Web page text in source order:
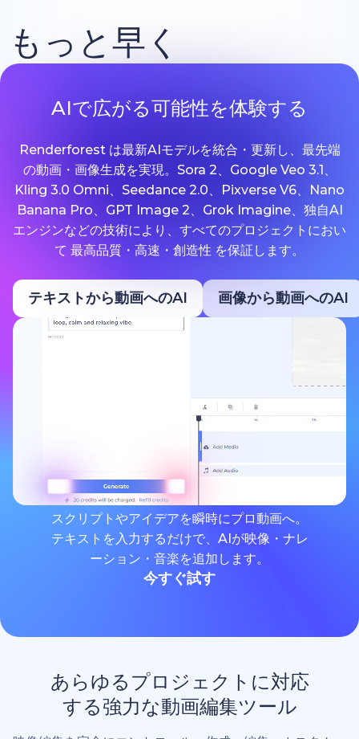
もっと早く
AIで広がる可能性を体験する
Renderforest は最新AIモデルを統合・更新し、最先端
の動画・画像生成を実現。Sora 2、Google Veo 3.1、
Kling 3.0 Omni、Seedance 2.0、Pixverse V6、Nano
Banana Pro、GPT Image 2、Grok Imagine、独自AI
エンジンなどの技術により、すべてのプロジェクトにおい
て 最高品質・高速・創造性 を保証します。
テキストから動画へのAI 画像から動画へのAI
スクリプトやアイデアを瞬時にプロ動画へ。
テキストを入力するだけで、AIが映像・ナレ
ーション・音楽を追加します。
今すぐ試す
あらゆるプロジェクトに対応
する強力な動画編集ツール